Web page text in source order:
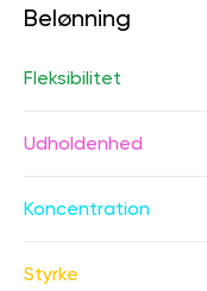
Belønning
Fleksibilitet
Udholdenhed
Koncentration
Styrke